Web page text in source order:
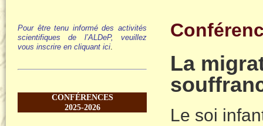
Pour être tenu informé des activités
scientifiques de l’ALDeP, veuillez
vous inscrire en cliquant ici.
CONFÉRENCES
2025-2026
La
Le soi